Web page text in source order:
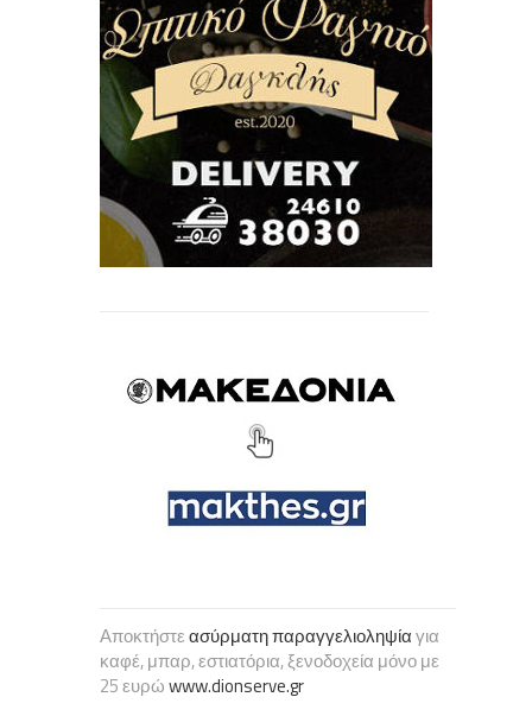
Αποκτήστεασύρματη παραγγελιοληψίαγια
καφέ, μπαρ, εστιατόρια, ξενοδοχεία μόνο με
25 ευρώwww.dionserve.gr